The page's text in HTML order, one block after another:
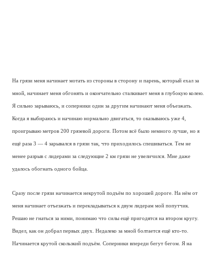
На грязи меня начинает мотать из стороны в сторону и парень, который ехал за
мной, начинает меня обгонять и окончательно сталкивает меня в глубокую колею.
Я сильно зарываюсь, и соперники один за другим начинают меня объезжать.
Когда я выбираюсь и начинаю нормально двигаться, то оказываюсь уже 4,
проигрываю метров 200 грязевой дороги. Потом всё было немного лучше, но я
ещё раза 3 — 4 зарывался в грязи так, что приходилось спешиваться. Тем не
менее разрыв с лидерами за следующие 2 км грязи не увеличился. Мне даже
удалось обогнать одного бойца.
Сразу после грязи начинается некрутой подъём по хорошей дороге. На нём от
меня начинает отъезжать и перекладываться к двум лидерам мой попутчик.
Решаю не гнаться за ними, понимаю что силы ещё пригодятся на втором кругу.
Видел, как он добрал первых двух. Недалеко за мной болтается ещё кто-то.
Начинается крутой скользкий подъём. Соперники впереди бегут бегом. Я на